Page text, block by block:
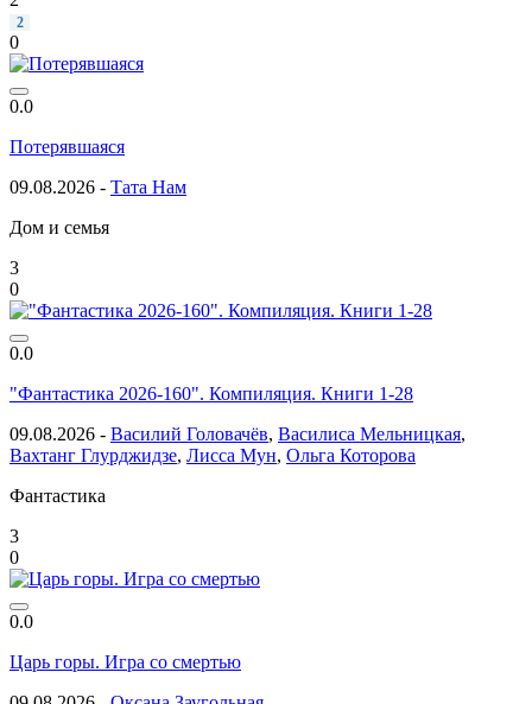
2
0
0.0
Потерявшаяся
09.08.2026 - Тата Нам
Дом и семья
3
0
0.0
"Фантастика 2026-160". Компиляция. Книги 1-28
09.08.2026 - Василий Головачёв, Василиса Мельницкая,
Вахтанг Глурджидзе, Лисса Мун, Ольга Которова
Фантастика
3
0
0.0
Царь горы. Игра со смертью